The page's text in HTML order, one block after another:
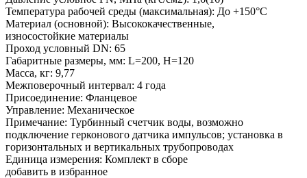
Температура рабочей среды (максимальная): До +150°С
Материал (основной): Высококачественные,
износостойкие материалы
Проход условный DN: 65
Габаритные размеры, мм: L=200, H=120
Масса, кг: 9,77
Межповерочный интервал: 4 года
Присоединение: Фланцевое
Управление: Механическое
Примечание: Турбинный счетчик воды, возможно
подключение герконового датчика импульсов; установка в
горизонтальных и вертикальных трубопроводах
Единица измерения: Комплект в сборе
добавить в избранное